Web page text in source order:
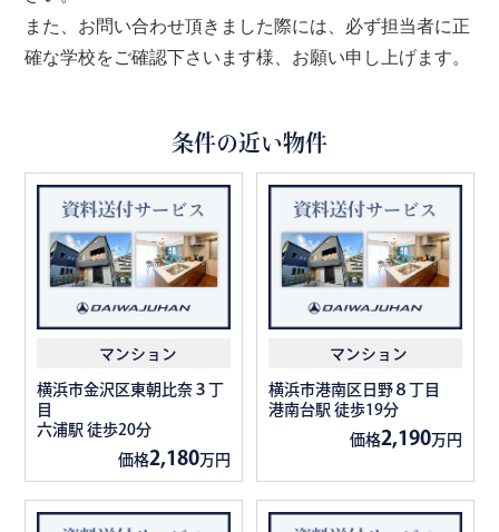
また、お問い合わせ頂きました際には、必ず担当者に正
確な学校をご確認下さいます様、お願い申し上げます。
条件の近い物件
マンション
横浜市金沢区東朝比奈３丁
目
六浦駅 徒歩20分
価格2,180万円
マンション
横浜市港南区日野８丁目
港南台駅 徒歩19分
価格2,190万円